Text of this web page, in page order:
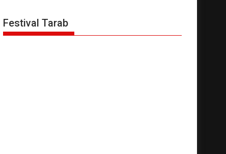
Festival Tarab